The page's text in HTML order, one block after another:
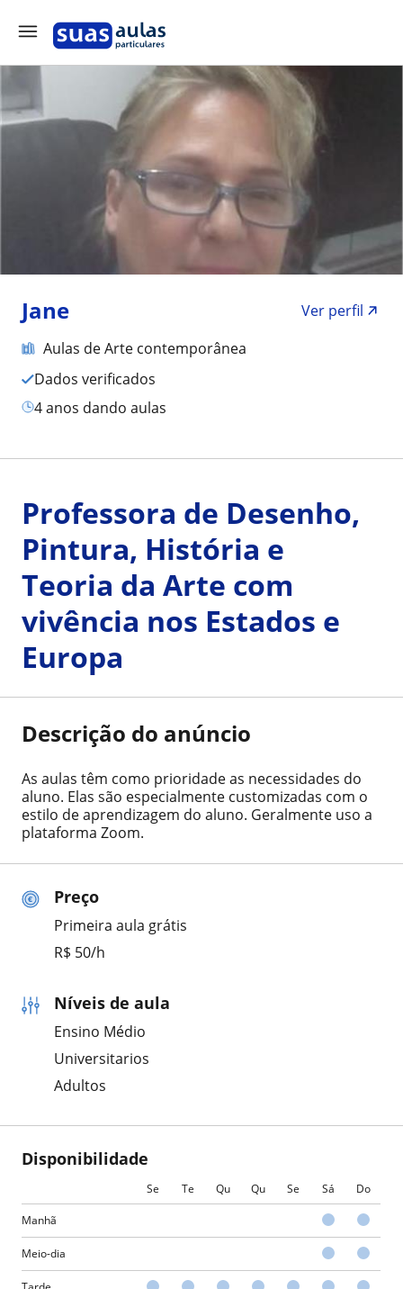
Jane
Ver perfil
Aulas de Arte contemporânea
Dados verificados
4 anos dando aulas
Preço
Primeira aula grátis
R$ 50/h
Níveis de aula
Ensino Médio
Universitarios
Adultos
Disponibilidade
Se Te Qu Qu Se Sá Do
Manhã
Meio-dia
Professora de Desenho,
Pintura, História e
Teoria da Arte com
vivência nos Estados e
Europa
Descrição do anúncio
As aulas têm como prioridade as necessidades do
aluno. Elas são especialmente customizadas com o
estilo de aprendizagem do aluno. Geralmente uso a
plataforma Zoom.